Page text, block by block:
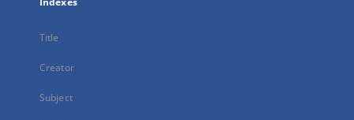
Title
Creator
Subject